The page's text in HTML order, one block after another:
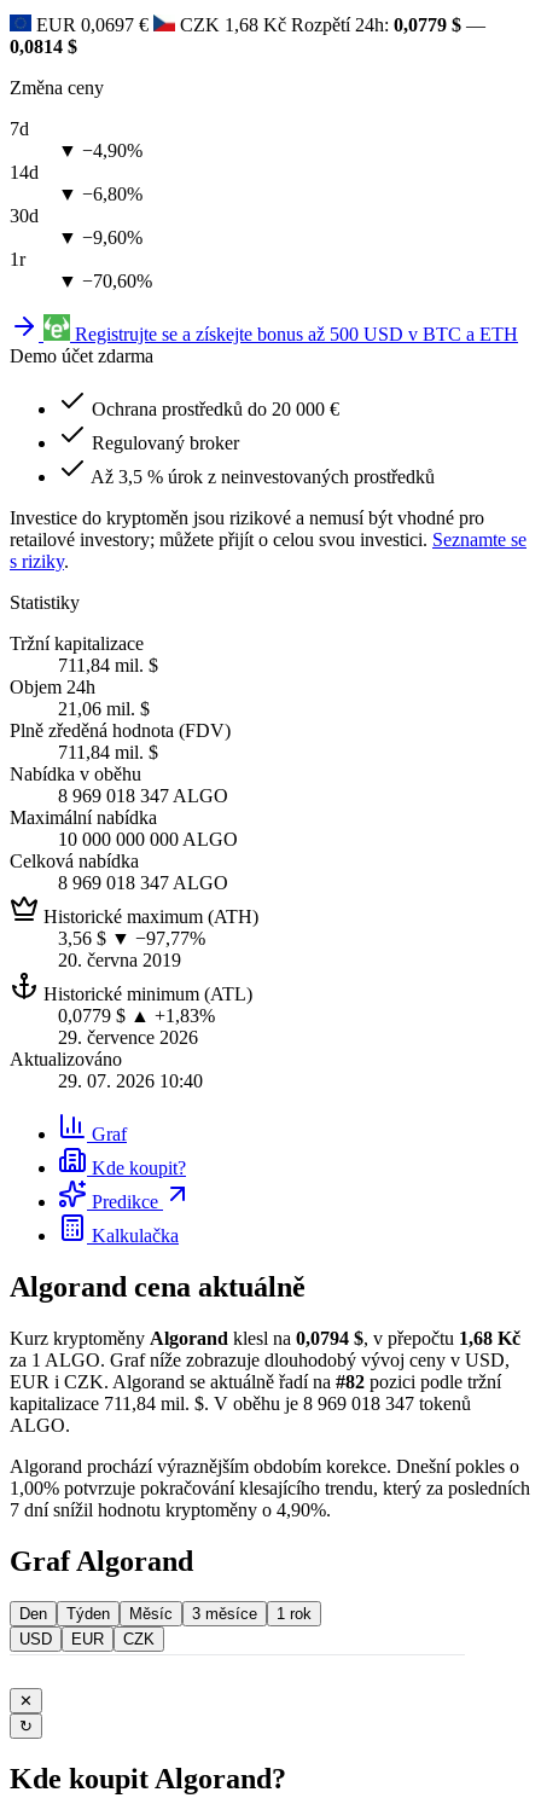
EUR 0,0697 € CZK 1,68 Kč Rozpětí 24h: 0,0779 $ —
0,0814 $
Změna ceny
7d
▼ −4,90%
14d
▼ −6,80%
30d
▼ −9,60%
1r
▼ −70,60%
Registrujte se a získejte bonus až 500 USD v BTC a ETH
Demo účet zdarma
Ochrana prostředků do 20 000 €
Regulovaný broker
Až 3,5 % úrok z neinvestovaných prostředků
Investice do kryptoměn jsou rizikové a nemusí být vhodné pro
retailové investory; můžete přijít o celou svou investici. Seznamte se
s riziky.
Statistiky
Tržní kapitalizace
711,84 mil. $
Objem 24h
21,06 mil. $
Plně zředěná hodnota (FDV)
711,84 mil. $
Nabídka v oběhu
8 969 018 347 ALGO
Maximální nabídka
10 000 000 000 ALGO
Celková nabídka
8 969 018 347 ALGO
Historické maximum (ATH)
3,56 $ ▼ −97,77%
20. června 2019
Historické minimum (ATL)
0,0779 $ ▲ +1,83%
29. července 2026
Aktualizováno
29. 07. 2026 10:40
Graf
Kde koupit?
Predikce
Kalkulačka
Algorand cena aktuálně
Kurz kryptoměny Algorand klesl na 0,0794 $, v přepočtu 1,68 Kč
za 1 ALGO. Graf níže zobrazuje dlouhodobý vývoj ceny v USD,
EUR i CZK. Algorand se aktuálně řadí na #82 pozici podle tržní
kapitalizace 711,84 mil. $. V oběhu je 8 969 018 347 tokenů
ALGO.
Algorand prochází výraznějším obdobím korekce. Dnešní pokles o
1,00% potvrzuje pokračování klesajícího trendu, který za posledních
7 dní snížil hodnotu kryptoměny o 4,90%.
Graf Algorand
Den Týden Měsíc 3 měsíce
1 rok
USD
EUR CZK
✕
↻
Kde koupit Algorand?